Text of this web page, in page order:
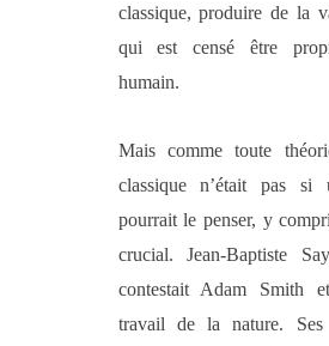
classique, produire de la
qui est censé être
humain.
Mais comme toute
classique n’était pas si
pourrait le penser, y
crucial. Jean-Baptiste
contestait Adam Smith
travail de la nature. Ses